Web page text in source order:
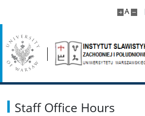
A
Staff Office Hours